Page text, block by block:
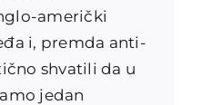
američki
i, premda anti-
shvatili da u
jedan